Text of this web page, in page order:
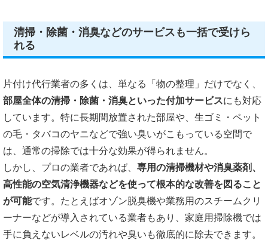
清掃・除菌・消臭などのサービスも一括で受けら
れる
片付け代行業者の多くは、単なる「物の整理」だけでなく、
部屋全体の清掃・除菌・消臭といった付加サービスにも対応
しています。特に長期間放置された部屋や、生ゴミ・ペット
の毛・タバコのヤニなどで強い臭いがこもっている空間で
は、通常の掃除では十分な効果が得られません。
しかし、プロの業者であれば、 専用の清掃機材や消臭薬剤、
高性能の空気清浄機器などを使って根本的な改善を図ること
が可能です。たとえばオゾン脱臭機や業務用のスチームクリ
ーナーなどが導入されている業者もあり、家庭用掃除機では
手に負えないレベルの汚れや臭いも徹底的に除去できます。